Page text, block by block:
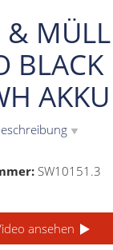
&
▼
SW10151.3
ansehen